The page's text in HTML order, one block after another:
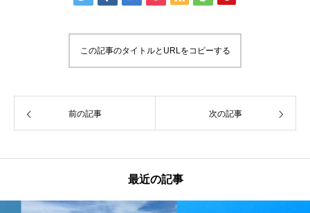
この記事のタイトルとURLをコピーする
前の記事 次の記事
最近の記事